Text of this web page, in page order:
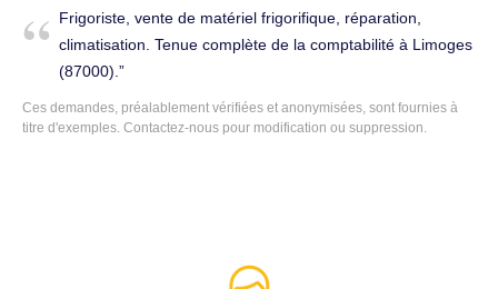
Frigoriste, vente de matériel frigorifique, réparation,
climatisation. Tenue complète de la comptabilité à Limoges
(87000).
Ces demandes, préalablement vérifiées et anonymisées, sont fournies à
titre d'exemples. Contactez-nous pour modification ou suppression.